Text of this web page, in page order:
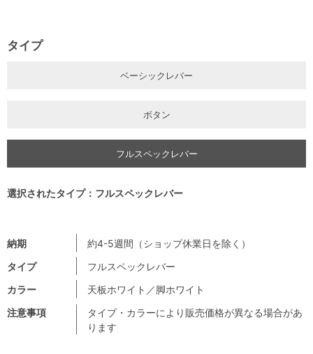
注意事項
タイプ・カラーにより販売価格が異なる場合があ
ります
納期
約4-5週間（ショップ休業日を除く）
タイプ
フルスペックレバー
カラー
天板ホワイト／脚ホワイト
タイプ
ベーシックレバー
ボタン
フルスペックレバー
選択されたタイプ：フルスペックレバー